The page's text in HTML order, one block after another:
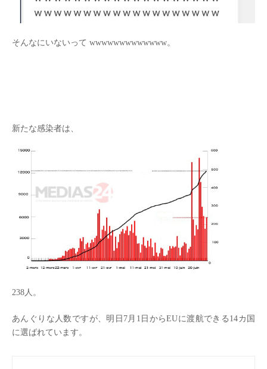
そんなにいないって wwwwwwwwwwwww。
新たな感染者は、
238人。
あんぐりな人数ですが、明日7月1日からEUに渡航できる14カ国
に選ばれています。